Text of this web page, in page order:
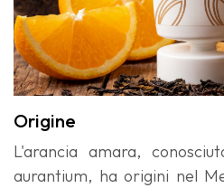
Origine​
L'arancia amara,
aurantium, ha origini nel